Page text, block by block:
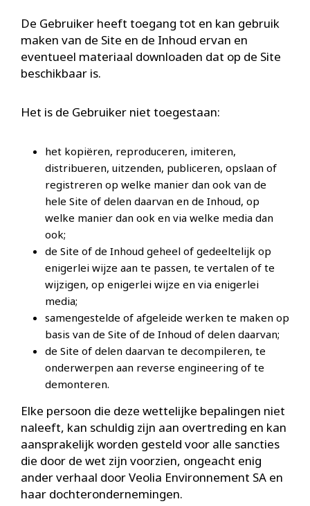
De Gebruiker heeft toegang tot en kan gebruik
maken van de Site en de Inhoud ervan en
eventueel materiaal downloaden dat op de Site
beschikbaar is.
Het is de Gebruiker niet toegestaan:
het kopiëren, reproduceren, imiteren,
distribueren, uitzenden, publiceren, opslaan of
registreren op welke manier dan ook van de
hele Site of delen daarvan en de Inhoud, op
welke manier dan ook en via welke media dan
ook;
de Site of de Inhoud geheel of gedeeltelijk op
enigerlei wijze aan te passen, te vertalen of te
wijzigen, op enigerlei wijze en via enigerlei
media;
samengestelde of afgeleide werken te maken op
basis van de Site of de Inhoud of delen daarvan;
de Site of delen daarvan te decompileren, te
onderwerpen aan reverse engineering of te
demonteren.
Elke persoon die deze wettelijke bepalingen niet
naleeft, kan schuldig zijn aan overtreding en kan
aansprakelijk worden gesteld voor alle sancties
die door de wet zijn voorzien, ongeacht enig
ander verhaal door Veolia Environnement SA en
haar dochterondernemingen.